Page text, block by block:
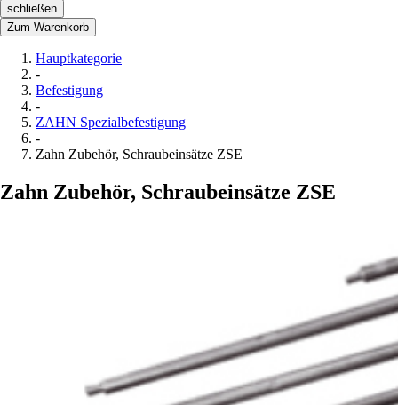
schließen
Zum Warenkorb
Hauptkategorie
-
Befestigung
-
ZAHN Spezialbefestigung
-
Zahn Zubehör, Schraubeinsätze ZSE
Zahn Zubehör, Schraubeinsätze ZSE